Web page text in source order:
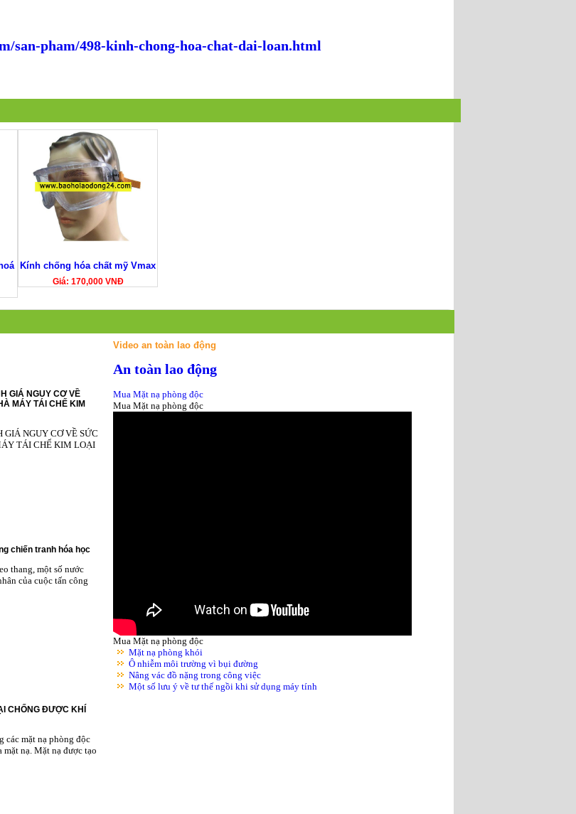
san-pham/498-kinh-chong-hoa-chat-dai-loan.html
Kính chống hóa chất mỹ Vmax
Giá: 170,000 VNĐ
GIÁ NGUY CƠ VỀ
MÁY TÁI CHẾ KIM
GIÁ NGUY CƠ VỀ SỨC
TÁI CHẾ KIM LOẠI
chiến tranh hóa học
thang, một số nước
của cuộc tấn công
CHỐNG ĐƯỢC KHÍ
các mặt nạ phòng độc
nạ. Mặt nạ được tạo
Video an toàn lao động
An toàn lao động
Mua Mặt nạ phòng độc
Mua Mặt nạ phòng độc
Mua Mặt nạ phòng độc
Mặt nạ phòng khói
Ô nhiễm môi trường vì bụi đường
Nâng vác đồ nặng trong công việc
Một số lưu ý về tư thế ngồi khi sử dụng máy tính